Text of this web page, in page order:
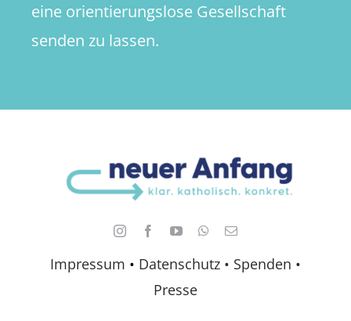
Impressum • Datenschutz • Spenden •
Presse
eine orientierungslose Gesellschaft
senden zu lassen.